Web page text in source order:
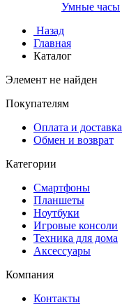
Умные часы
Назад
Главная
Каталог
Элемент не найден
Покупателям
Оплата и доставка
Обмен и возврат
Категории
Смартфоны
Планшеты
Ноутбуки
Игровые консоли
Техника для дома
Аксессуары
Компания
Контакты